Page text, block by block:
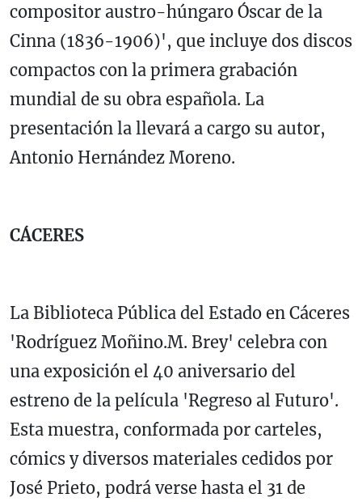
compositor austro-húngaro Óscar de la
Cinna (1836-1906)', que incluye dos discos
compactos con la primera grabación
mundial de su obra española. La
presentación la llevará a cargo su autor,
Antonio Hernández Moreno.
CÁCERES
La Biblioteca Pública del Estado en Cáceres
'Rodríguez Moñino.M. Brey' celebra con
una exposición el 40 aniversario del
estreno de la película 'Regreso al Futuro'.
Esta muestra, conformada por carteles,
cómics y diversos materiales cedidos por
José Prieto, podrá verse hasta el 31 de